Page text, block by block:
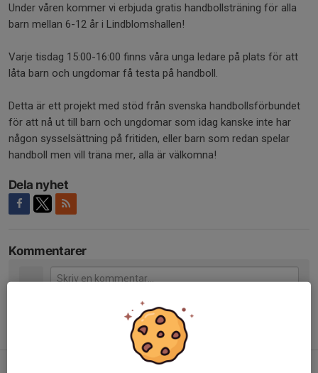
Under våren kommer vi erbjuda gratis handbollsträning för alla
barn mellan 6-12 år i Lindblomshallen!
Varje tisdag 15:00-16:00 finns våra unga ledare på plats för att
låta barn och ungdomar få testa på handboll.
Detta är ett projekt med stöd från svenska handbollsförbundet
för att nå ut till barn och ungdomar som idag kanske inte har
någon sysselsättning på fritiden, eller barn som redan spelar
handboll men vill träna mer, alla är välkomna!
Dela nyhet
Kommentarer
Ny partner, Västanhede!